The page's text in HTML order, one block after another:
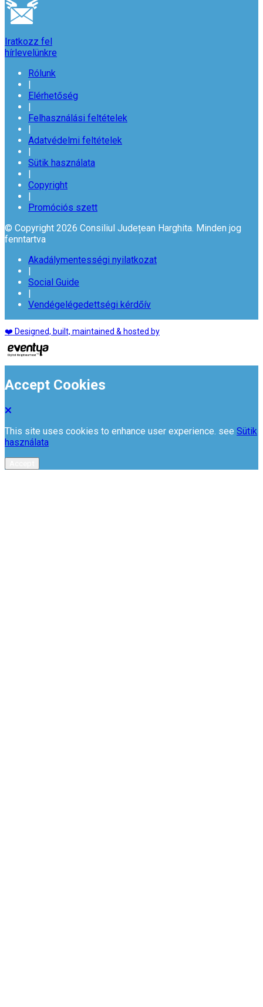
Iratkozz fel
hírlevelünkre
Rólunk
|
Elérhetőség
|
Felhasználási feltételek
|
Adatvédelmi feltételek
|
Sütik használata
|
Copyright
|
Promóciós szett
© Copyright 2026 Consiliul Județean Harghita. Minden jog
fenntartva
Akadálymentességi nyilatkozat
|
Social Guide
|
Vendégelégedettségi kérdőív
❤️ Designed, built, maintained & hosted by
Accept Cookies
This site uses cookies to enhance user experience. see Sütik
használata